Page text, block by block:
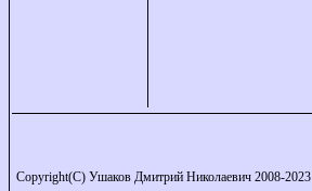
Copyright(C) Ушаков Дмитрий Николаевич 2008-2023